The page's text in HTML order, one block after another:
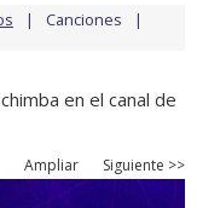
Canciones
en el canal de
Ampliar Siguiente >>